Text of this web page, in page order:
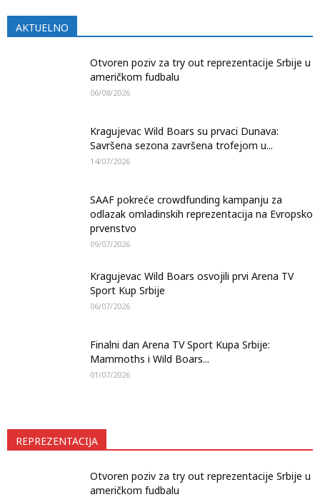
AKTUELNO
Otvoren poziv za try out reprezentacije Srbije u
američkom fudbalu
06/08/2026
Kragujevac Wild Boars su prvaci Dunava:
Savršena sezona završena trofejom u...
14/07/2026
SAAF pokreće crowdfunding kampanju za
odlazak omladinskih reprezentacija na Evropsko
prvenstvo
09/07/2026
Kragujevac Wild Boars osvojili prvi Arena TV
Sport Kup Srbije
06/07/2026
Finalni dan Arena TV Sport Kupa Srbije:
Mammoths i Wild Boars...
01/07/2026
REPREZENTACIJA
Otvoren poziv za try out reprezentacije Srbije u
američkom fudbalu